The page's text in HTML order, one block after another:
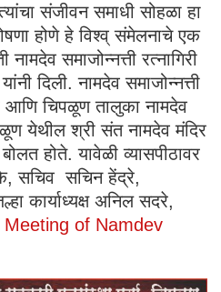
संजीवन समाधी सोहळा हा
होणे हे विश्व् संमेलनाचे एक
नामदेव समाजोन्नत्ती रत्नागिरी
दिली. नामदेव समाजोन्नत्ती
आणि चिपळूण तालुका नामदेव
येथील श्री संत नामदेव मंदिर
होते. यावेळी व्यासपीठावर
सचिव सचिन हेंद्रे,
कार्याध्यक्ष अनिल सदरे,
Meeting of Namdev